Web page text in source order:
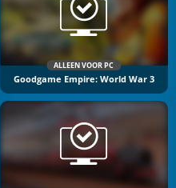
ALLEEN VOOR PC
Goodgame Empire: World War 3